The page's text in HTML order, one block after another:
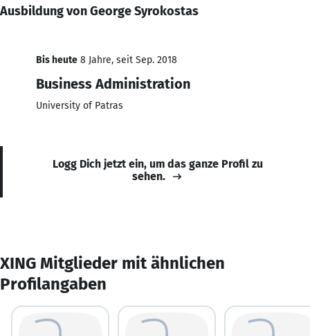
Ausbildung von George Syrokostas
Bis heute 8 Jahre, seit Sep. 2018
Business Administration
University of Patras
Logg Dich jetzt ein, um das ganze Profil zu
sehen.
XING Mitglieder mit ähnlichen
Profilangaben